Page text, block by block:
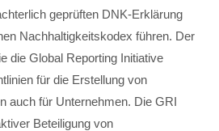
geprüften DNK-Erklärung
Nachhaltigkeitskodex führen. Der
die Global Reporting Initiative
für die Erstellung von
auch für Unternehmen. Die GRI
Beteiligung von